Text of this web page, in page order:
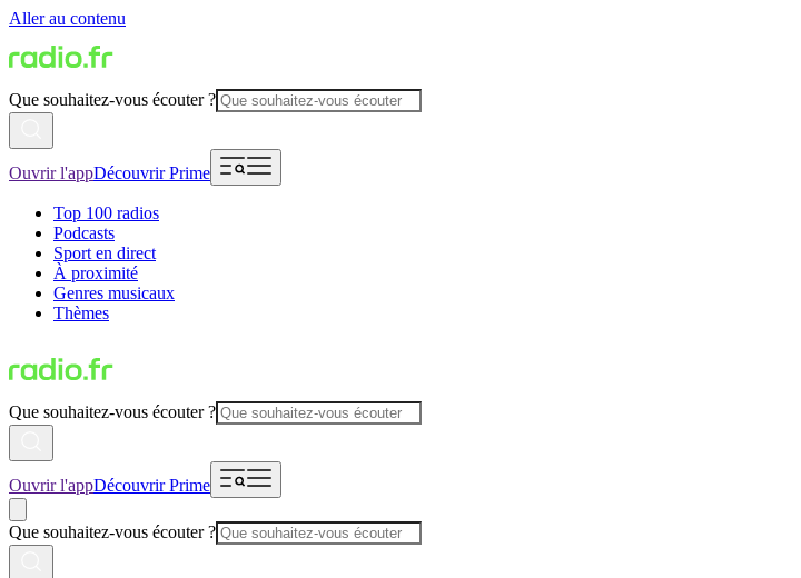
Aller au contenu
Que souhaitez-vous écouter ?
Ouvrir l'appDécouvrir Prime
Top 100 radios
Podcasts
Sport en direct
À proximité
Genres musicaux
Thèmes
Que souhaitez-vous écouter ?
Ouvrir l'appDécouvrir Prime
Que souhaitez-vous écouter ?